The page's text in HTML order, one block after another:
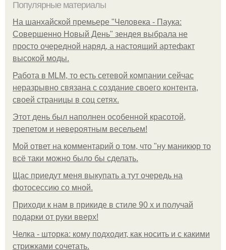
Популярные материалы
На шанхайской премьере "Человека - Паука:
Совершенно Новый День" зендея выбрала не
просто очередной наряд, а настоящий артефакт
высокой моды.
Работа в MLM, то есть сетевой компании сейчас
неразрывно связана с создание своего контента,
своей страницы в соц сетях.
Этот день был наполнен особенной красотой,
трепетом и невероятным весельем!
Мой ответ на комментарий о том, что "ну маникюр то
всё таки можно было бы сделать.
Щас приедут меня выкупать а тут очередь на
фотосессию со мной.
Приходи к нам в прикиде в стиле 90 х и получай
подарки от руки вверх!
Челка - шторка: кому подходит, как носить и с какими
стрижками сочетать.